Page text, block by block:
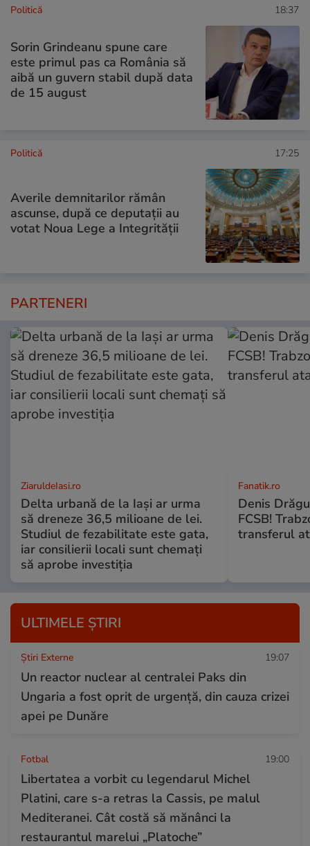
Politică 18:37
Sorin Grindeanu spune care
este primul pas ca România să
aibă un guvern stabil după data
de 15 august
Politică 17:25
Averile demnitarilor rămân
ascunse, după ce deputații au
votat Noua Lege a Integrității
PARTENERI
ZiaruldeIasi.ro
Delta urbană de la Iași ar urma
să dreneze 36,5 milioane de lei.
Studiul de fezabilitate este gata,
iar consilierii locali sunt chemați
să aprobe investiția
Fanatik.ro
Denis
FCSB!
transferul
ULTIMELE ȘTIRI
Știri Externe 19:07
Un reactor nuclear al centralei Paks din
Ungaria a fost oprit de urgență, din cauza crizei
apei pe Dunăre
Fotbal 19:00
Libertatea a vorbit cu legendarul Michel
Platini, care s-a retras la Cassis, pe malul
Mediteranei. Cât costă să mănânci la
restaurantul marelui „Platoche”